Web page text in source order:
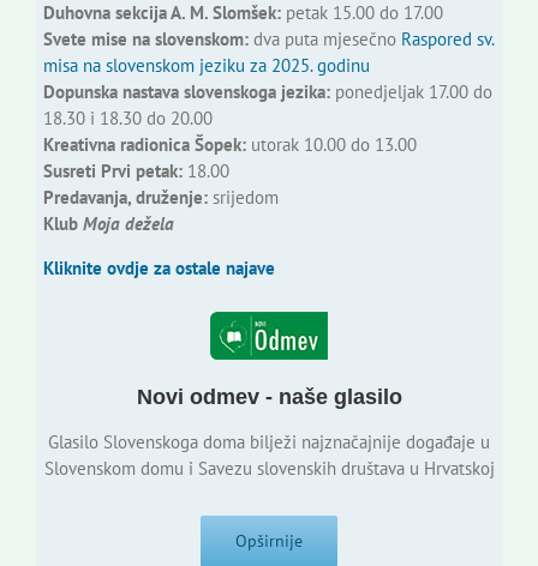
Duhovna sekcija A. M. Slomšek:petak 15.00 do 17.00
Svete mise na slovenskom:dva puta mjesečno Raspored sv.
misa na slovenskom jeziku za 2025. godinu
Dopunska nastava slovenskoga jezika:ponedjeljak 17.00 do
18.30 i 18.30 do 20.00
Kreativna radionica Šopek:utorak 10.00 do 13.00
Susreti Prvi petak:18.00
Predavanja, druženje:srijedom
Klub Moja dežela
Kliknite ovdje za ostale najave
Novi odmev - naše glasilo
Glasilo Slovenskoga doma bilježi najznačajnije događaje u
Slovenskom domu i Savezu slovenskih društava u Hrvatskoj
Opširnije